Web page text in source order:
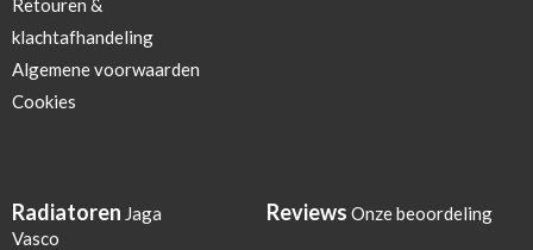
Radiatoren Jaga
Vasco
Retouren &
klachtafhandeling
Algemene voorwaarden
Cookies
Reviews Onze beoordeling